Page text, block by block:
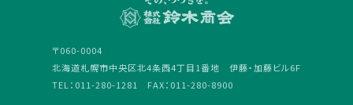
〒060-0004
北海道札幌市中央区北4条西4丁目1番地 伊藤・加藤ビル6F
TEL：011-280-1281 FAX：011-280-8900